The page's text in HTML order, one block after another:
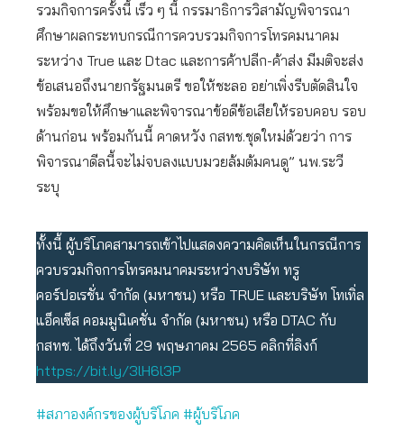
รวมกิจการครั้งนี้ เร็ว ๆ นี้ กรรมาธิการวิสามัญพิจารณา
ศึกษาผลกระทบกรณีการควบรวมกิจการโทรคมนาคม
ระหว่าง True และ Dtac และการค้าปลีก-ค้าส่ง มีมติจะส่ง
ข้อเสนอถึงนายกรัฐมนตรี ขอให้ชะลอ อย่าเพิ่งรีบตัดสินใจ
พร้อมขอให้ศึกษาและพิจารณาข้อดีข้อเสียให้รอบคอบ รอบ
ด้านก่อน พร้อมกันนี้ คาดหวัง กสทช.ชุดใหม่ด้วยว่า การ
พิจารณาดีลนี้จะไม่จบลงแบบมวยล้มต้มคนดู” นพ.ระวี
ระบุ
ทั้งนี้ ผู้บริโภคสามารถเข้าไปแสดงความคิดเห็นในกรณีการ
ควบรวมกิจการโทรคมนาคมระหว่างบริษัท ทรู
คอร์ปอเรชั่น จำกัด (มหาชน) หรือ TRUE และบริษัท โทเทิ่ล
แอ็คเซ็ส คอมมูนิเคชั่น จำกัด (มหาชน) หรือ DTAC กับ
กสทช. ได้ถึงวันที่ 29 พฤษภาคม 2565 คลิกที่ลิงก์
https://bit.ly/3lH6l3P
#สภาองค์กรของผู้บริโภค #ผู้บริโภค